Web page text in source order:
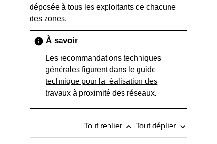
déposée à tous les exploitants de chacune
des zones.
info À savoir
Les recommandations techniques
générales figurent dans leguide
technique pour la réalisation des
travaux à proximité des réseaux.
Tout replier keyboard_arrow_up Tout déplier keyboard_arrow_down